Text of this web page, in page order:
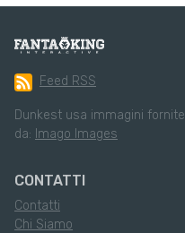
Feed RSS
Dunkest usa immagini fornite
da: Imago Images
CONTATTI
Contatti
Chi Siamo